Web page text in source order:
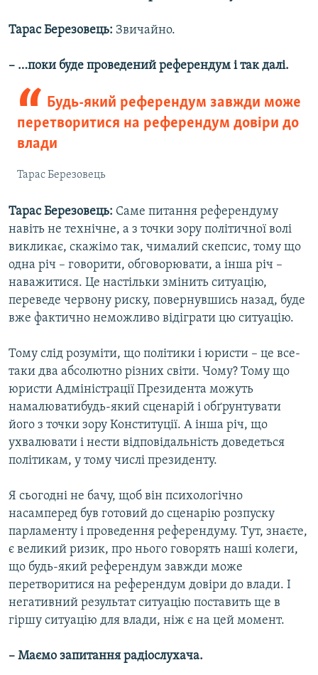
Тарас Березовець: Звичайно.
– …поки буде проведений референдум і так далі.
Будь-який референдум завжди може
перетворитися на референдум довіри до
влади
Тарас Березовець
Тарас Березовець: Саме питання референдуму
навіть не технічне, а з точки зору політичної волі
викликає, скажімо так, чималий скепсис, тому що
одна річ – говорити, обговорювати, а інша річ –
наважитися. Це настільки змінить ситуацію,
переведе червону риску, повернувшись назад, буде
вже фактично неможливо відіграти цю ситуацію.
Тому слід розуміти, що політики і юристи – це все-
таки два абсолютно різних світи. Чому? Тому що
юристи Адміністрації Президента можуть
намалюватибудь-який сценарій і обґрунтувати
його з точки зору Конституції. А інша річ, що
ухвалювати і нести відповідальність доведеться
політикам, у тому числі президенту.
Я сьогодні не бачу, щоб він психологічно
насамперед був готовий до сценарію розпуску
парламенту і проведення референдуму. Тут, знаєте,
є великий ризик, про нього говорять наші колеги,
що будь-який референдум завжди може
перетворитися на референдум довіри до влади. І
негативний результат ситуацію поставить ще в
гіршу ситуацію для влади, ніж є на цей момент.
– Маємо запитання радіослухача.